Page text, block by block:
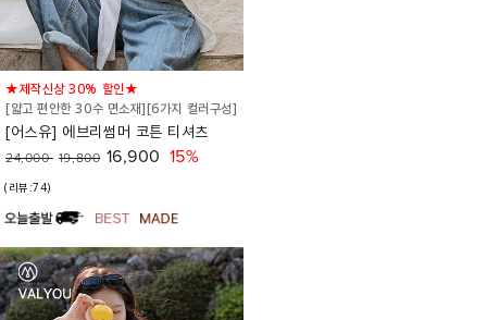
★제작신상 30% 할인★
[얇고 편안한 30수 면소재][6가지 컬러구성]
[어스유] 에브리썸머 코튼 티셔츠
24,000 19,800 16,900 15%
(리뷰:74)